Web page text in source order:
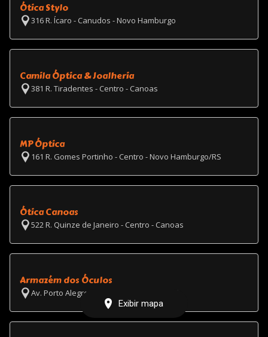
Ótica Stylo
316 R. Ícaro - Canudos - Novo Hamburgo
Camila Óptica & Joalheria
381 R. Tiradentes - Centro - Canoas
MP Óptica
161 R. Gomes Portinho - Centro - Novo Hamburgo/RS
Ótica Canoas
522 R. Quinze de Janeiro - Centro - Canoas
Armazém dos Óculos
Av. Porto Alegre - Universitário - Chapecó
Exibir mapa